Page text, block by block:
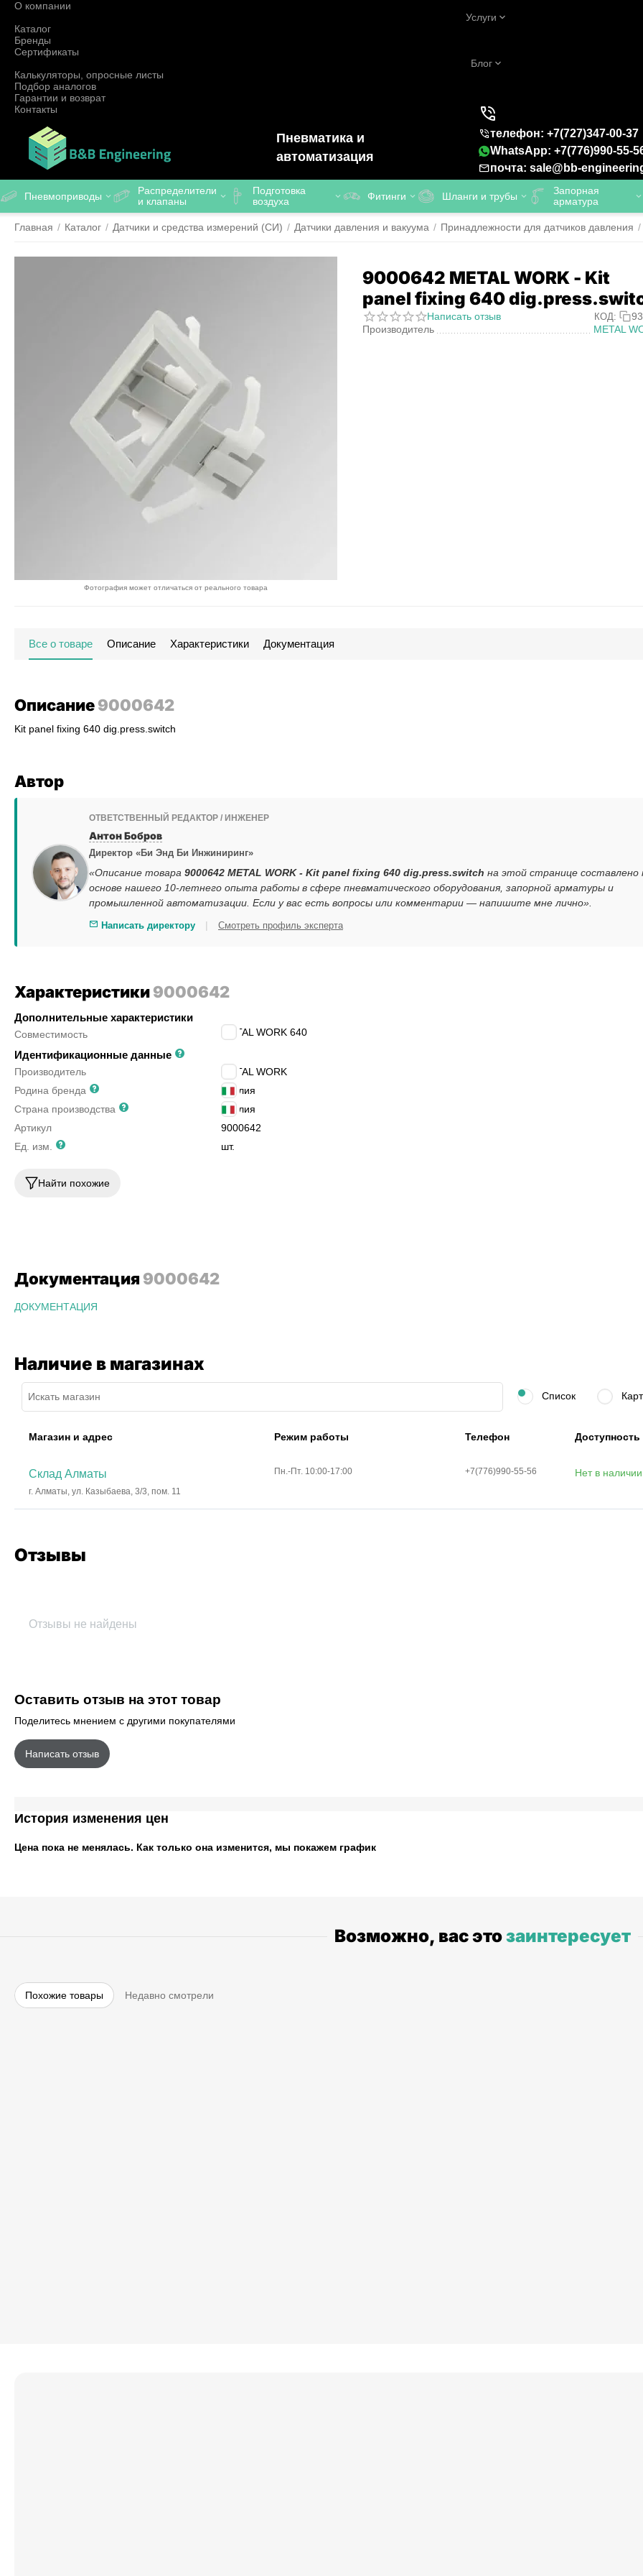
О компании
Услуги
Каталог
Бренды
Сертификаты
Блог
Калькуляторы, опросные листы
Подбор аналогов
Гарантии и возврат
Контакты
Пневматика и
автоматизация
телефон: +7(727)347-00-37
WhatsApp: +7(776)990-55-
почта: sale@bb-
Пневмоприводы
Распределители
и клапаны
Подготовка
воздуха
Фитинги Шланги и трубы
Запорная
арматура
Главная / Каталог / Датчики и средства измерений (СИ) / Датчики давления и вакуума / Принадлежности для датчиков давления /
Фотография может отличаться от реального товара
9000642 METAL WORK - Kit
panel fixing 640
Написать отзыв КОД:
Производитель
METAL
Все о товаре Описание Характеристики Документация
Описание9000642
Kit panel fixing 640 dig.press.switch
Автор
ОТВЕТСТВЕННЫЙ РЕДАКТОР / ИНЖЕНЕР
Антон Бобров
Директор «Би Энд Би Инжиниринг»
«Описание товара 9000642 METAL WORK - Kit panel fixing 640 dig.press.switch на этой странице составлено
основе нашего 10-летнего опыта работы в сфере пневматического оборудования, запорной арматуры и
промышленной автоматизации. Если у вас есть вопросы или комментарии — напишите мне лично».
Написать директору | Смотреть профиль эксперта
Характеристики9000642
Дополнительные характеристики
Совместимость METAL WORK 640
Идентификационные данные
Производитель
METAL WORK
Родина бренда
Италия
Страна производства
Италия
Артикул
9000642
Ед. изм.
шт.
Найти похожие
Документация 9000642
ДОКУМЕНТАЦИЯ
Наличие в магазинах
Список
Магазин и адрес Режим работы Телефон Доступность
Склад Алматы
г. Алматы, ул. Казыбаева, 3/3, пом. 11
Пн.-Пт. 10:00-17:00 +7(776)990-55-56 Нет в наличии
Отзывы
Отзывы не найдены
Оставить отзыв на этот товар
Поделитесь мнением с другими покупателями
Написать отзыв
История изменения цен
Цена пока не менялась. Как только она изменится, мы покажем график
Возможно, вас этозаинтересует
Похожие товары Недавно смотрели